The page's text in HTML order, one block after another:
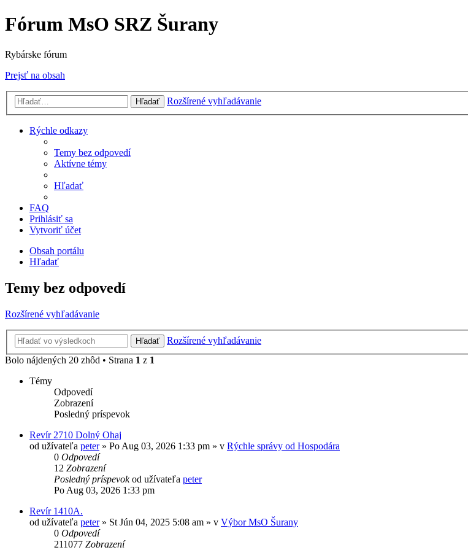
Fórum MsO SRZ Šurany
Rybárske fórum
Prejsť na obsah
Hľadať Rozšírené vyhľadávanie
Rýchle odkazy
Temy bez odpovedí
Aktívne témy
Hľadať
FAQ
Prihlásiť sa
Vytvoriť účet
Obsah portálu
Hľadať
Temy bez odpovedí
Rozšírené vyhľadávanie
Hľadať
Rozšírené vyhľadávanie
Bolo nájdených 20 zhôd • Strana 1 z 1
Témy
Odpovedí
Zobrazení
Posledný príspevok
Revír 2710 Dolný Ohaj
od užívateľa peter» Po Aug 03, 2026 1:33 pm » v Rýchle správy od Hospodára
0 Odpovedí
12 Zobrazení
Posledný príspevokod užívateľa peter
Po Aug 03, 2026 1:33 pm
Revír 1410A.
od užívateľa peter» St Jún 04, 2025 5:08 am » v Výbor MsO Šurany
0 Odpovedí
211077 Zobrazení